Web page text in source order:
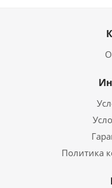
Политика